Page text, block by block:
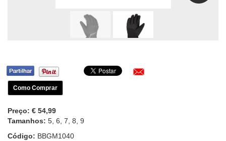
Como Comprar
Preço: € 54,99
Tamanhos: 5, 6, 7, 8, 9
Código: BBGM1040